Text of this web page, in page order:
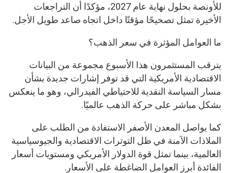
للأونصة بحلول نهاية عام 2027، مؤكدًا أن التراجعات
الأخيرة تمثل تصحيحًا مؤقتًا داخل اتجاه صاعد طويل الأجل.
ما العوامل المؤثرة في سعر الذهب؟
يترقب المستثمرون هذا الأسبوع مجموعة من البيانات
الاقتصادية الأمريكية التي قد توفر إشارات جديدة بشأن
مسار السياسة النقدية للاحتياطي الفيدرالي، وهو ما ينعكس
بشكل مباشر على حركة الذهب عالميًا.
كما يواصل المعدن الأصفر الاستفادة من الطلب على
الملاذات الآمنة في ظل التوترات الاقتصادية والجيوسياسية
العالمية، بينما تمثل قوة الدولار الأمريكي ومستويات أسعار
الفائدة أبرز العوامل الضاغطة على الأسعار.